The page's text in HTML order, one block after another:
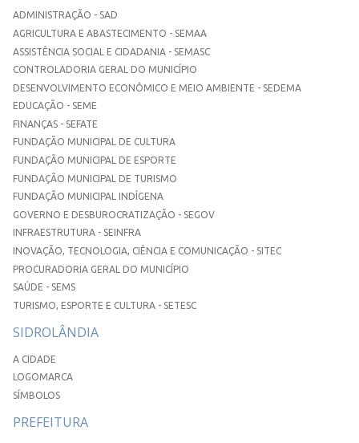
ADMINISTRAÇÃO - SAD
AGRICULTURA E ABASTECIMENTO - SEMAA
ASSISTÊNCIA SOCIAL E CIDADANIA - SEMASC
CONTROLADORIA GERAL DO MUNICÍPIO
DESENVOLVIMENTO ECONÔMICO E MEIO AMBIENTE - SEDEMA
EDUCAÇÃO - SEME
FINANÇAS - SEFATE
FUNDAÇÃO MUNICIPAL DE CULTURA
FUNDAÇÃO MUNICIPAL DE ESPORTE
FUNDAÇÃO MUNICIPAL DE TURISMO
FUNDAÇÃO MUNICIPAL INDÍGENA
GOVERNO E DESBUROCRATIZAÇÃO - SEGOV
INFRAESTRUTURA - SEINFRA
INOVAÇÃO, TECNOLOGIA, CIÊNCIA E COMUNICAÇÃO - SITEC
PROCURADORIA GERAL DO MUNICÍPIO
SAÚDE - SEMS
TURISMO, ESPORTE E CULTURA - SETESC
SIDROLÂNDIA
A CIDADE
LOGOMARCA
SÍMBOLOS
PREFEITURA